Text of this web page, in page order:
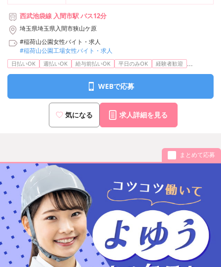
西武池袋線 入間市駅 バス12分
埼玉県埼玉県入間市狭山ケ原
#稲荷山公園女性バイト・求人
#稲荷山公園工場女性バイト・求人
日払いOK 週払いOK 給与前払いOK 平日のみOK 経験者歓迎 ...
WEBで応募
気になる 求人詳細を見る
まとめて応募